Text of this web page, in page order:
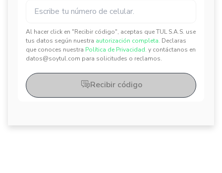
Al hacer click en "Recibir código", aceptas que TUL S.A.S. use
tus datos según nuestra autorización completa. Declaras
que conoces nuestra Política de Privacidad. y contáctanos en
datos@soytul.com para solicitudes o reclamos.
✕
✕
Recibir código